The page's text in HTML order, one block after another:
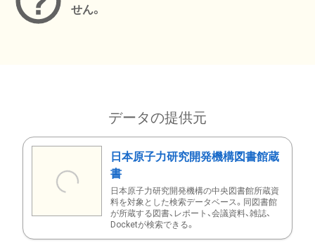
せん。
データの提供元
日本原子力研究開発機構図書館蔵
書
日本原子力研究開発機構の中央図書館所蔵資
料を対象とした検索データベース。同図書館
が所蔵する図書、レポート、会議資料、雑誌、
Docketが検索できる。